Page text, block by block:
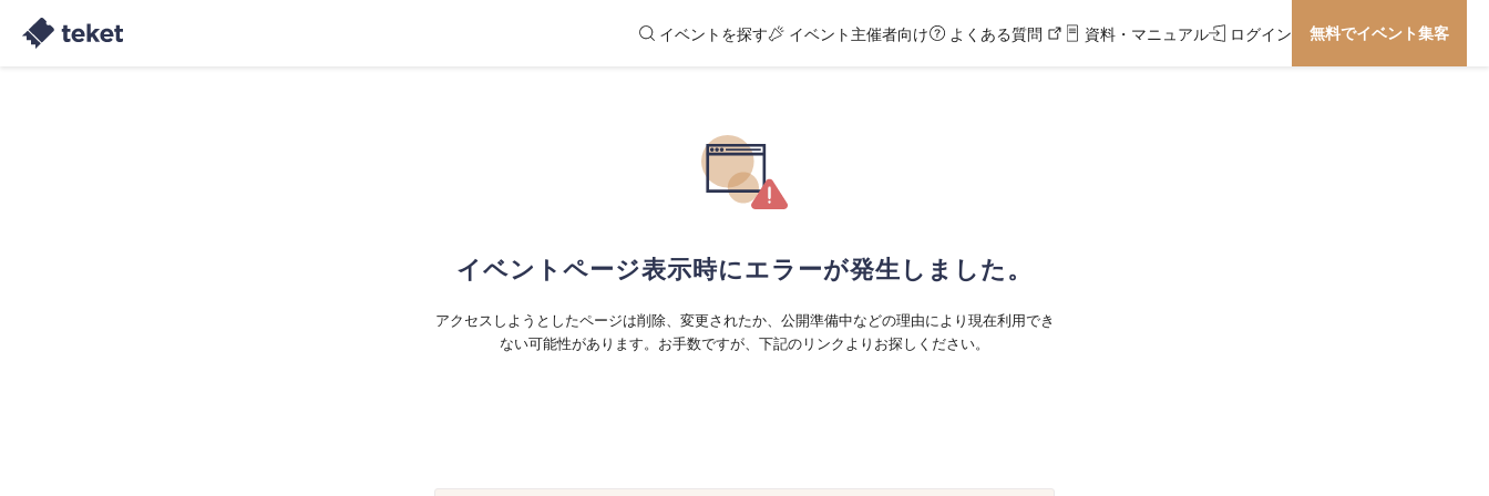
イベントを探す イベント主催者向け よくある質問 資料・マニュアル ログイン 無料でイベント集客
イベントページ表示時にエラーが発生しました。
アクセスしようとしたページは削除、変更されたか、公開準備中などの理由により現在利用でき
ない可能性があります。お手数ですが、下記のリンクよりお探しください。